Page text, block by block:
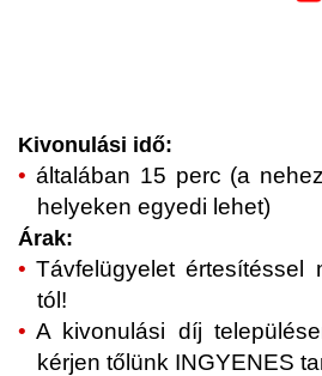
Kivonulási idő:
általában 15 perc (a
helyeken egyedi lehet)
Árak:
Távfelügyelet értesítéssel
tól!
A kivonulási díj
kérjen tőlünk INGYENES